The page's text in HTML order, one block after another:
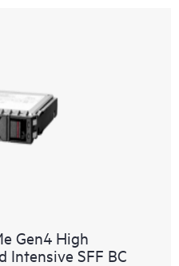
Gen4 High
Intensive SFF BC